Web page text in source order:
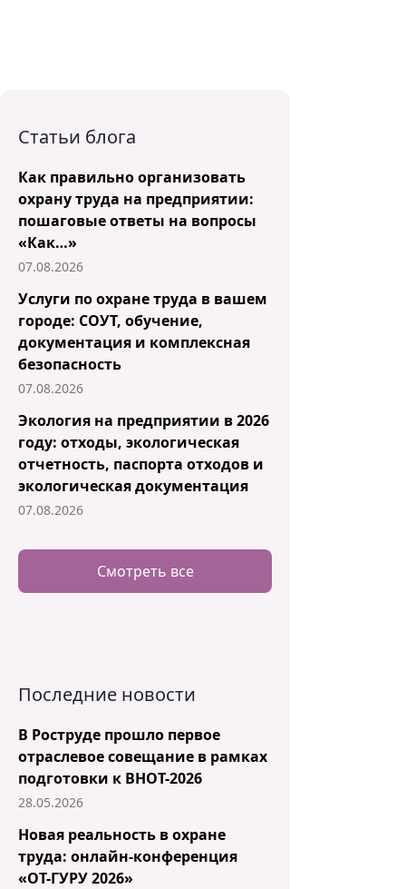
Статьи блога
Как правильно организовать
охрану труда на предприятии:
пошаговые ответы на вопросы
«Как…»
07.08.2026
Услуги по охране труда в вашем
городе: СОУТ, обучение,
документация и комплексная
безопасность
07.08.2026
Экология на предприятии в 2026
году: отходы, экологическая
отчетность, паспорта отходов и
экологическая документация
07.08.2026
Смотреть все
Последние новости
В Роструде прошло первое
отраслевое совещание в рамках
подготовки к ВНОТ-2026
28.05.2026
Новая реальность в охране
труда: онлайн-конференция
«ОТ-ГУРУ 2026»